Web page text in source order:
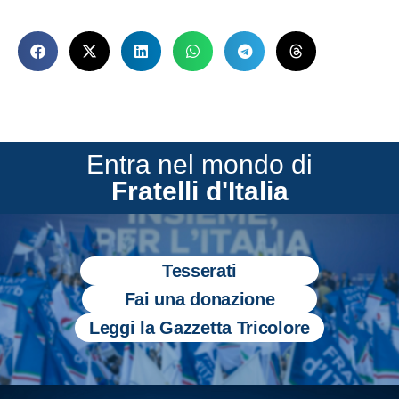
Entra nel mondo di
Fratelli d'Italia
Tesserati
Fai una donazione
Leggi la Gazzetta Tricolore